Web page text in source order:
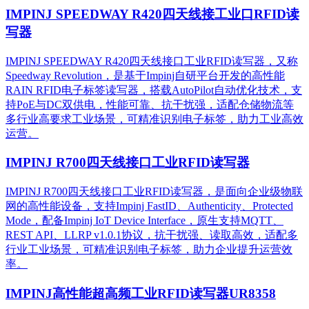
IMPINJ SPEEDWAY R420四天线接工业口RFID读
写器
IMPINJ SPEEDWAY R420四天线接口工业RFID读写器，又称
Speedway Revolution，是基于Impinj自研平台开发的高性能
RAIN RFID电子标签读写器，搭载AutoPilot自动优化技术，支
持PoE与DC双供电，性能可靠、抗干扰强，适配仓储物流等
多行业高要求工业场景，可精准识别电子标签，助力工业高效
运营。​
IMPINJ R700四天线接口工业RFID读写器
IMPINJ R700四天线接口工业RFID读写器，是面向企业级物联
网的高性能设备，支持Impinj FastID、Authenticity、Protected
Mode，配备Impinj IoT Device Interface，原生支持MQTT、
REST API、LLRP v1.0.1协议，抗干扰强、读取高效，适配多
行业工业场景，可精准识别电子标签，助力企业提升运营效
率。
IMPINJ高性能超高频工业RFID读写器UR8358